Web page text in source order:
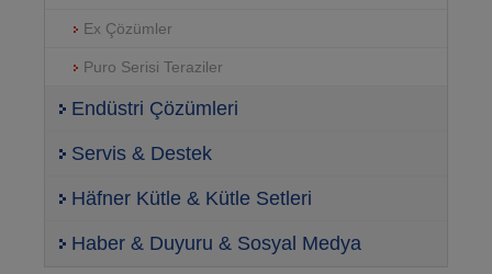
Ex Çözümler
Puro Serisi Teraziler
Endüstri Çözümleri
Servis & Destek
Häfner Kütle & Kütle Setleri
Haber & Duyuru & Sosyal Medya